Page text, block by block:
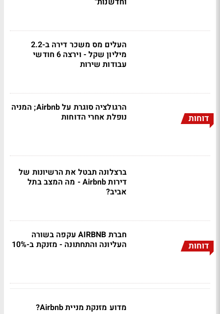
העלים מס משכר דירה ב-2.2
מיליון שקל - וירצה 6 חודשי
עבודות שירות
דוחות
הרגולציה סוגרת על Airbnb; המניה
נופלת אחרי הדוחות
ברצלונה תבטל את הרשיונות של
דירות Airbnb - מה המצב בתל
אביב?
דוחות
חברת AIRBNB עקפה בשורה
העליונה והתחתונה - מזנקת ב-10%
מדוע מזנקת מניית Airbnb?